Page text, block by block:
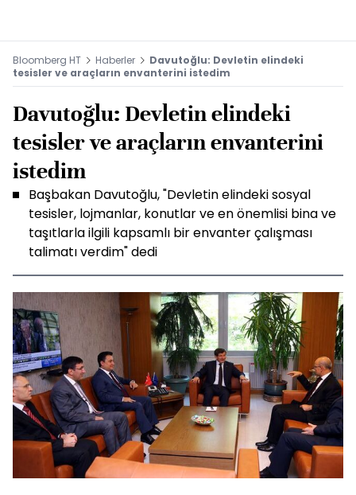
Bloomberg HT Haberler
Davutoğlu: Devletin elindeki
tesisler ve araçların envanterini istedim
Davutoğlu: Devletin elindeki
tesisler ve araçların envanterini
istedim
Başbakan Davutoğlu, "Devletin elindeki sosyal
tesisler, lojmanlar, konutlar ve en önemlisi bina ve
taşıtlarla ilgili kapsamlı bir envanter çalışması
talimatı verdim" dedi